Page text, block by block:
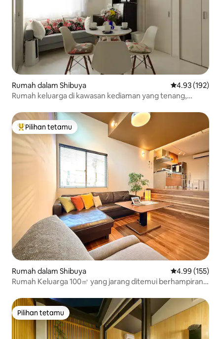
Rumah dalam Shibuya Penarafan
4.93 (192)
Rumah keluarga di kawasan kediaman yang tenang,
2BR, 4BD, ruang tamu, dapur, bilik mandi
Pilihan utama tetamu
Pilihan tetamu
Rumah dalam Shibuya Penarafan
4.99 (155)
Rumah Keluarga 100㎡ yang jarang ditemui berhampiran
Pilihan tetamu
Pilihan tetamu